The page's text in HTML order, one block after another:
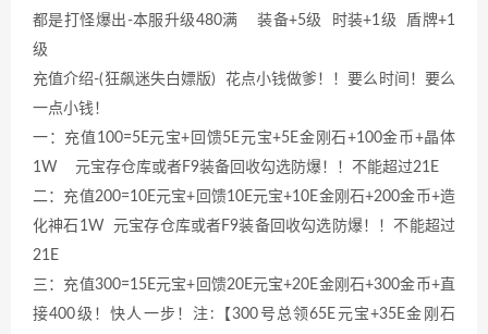
都是打怪爆出-本服升级480满 装备+5级 时装+1级 盾牌+1
级
充值介绍-(狂飙迷失白嫖版) 花点小钱做爹！！要么时间！要么
一点小钱！
一：充值100=5E元宝+回馈5E元宝+5E金刚石+100金币+晶体
1W 元宝存仓库或者F9装备回收勾选防爆！！不能超过21E
二：充值200=10E元宝+回馈10E元宝+10E金刚石+200金币+造
化神石1W 元宝存仓库或者F9装备回收勾选防爆！！不能超过
21E
三：充值300=15E元宝+回馈20E元宝+20E金刚石+300金币+直
接400级！快人一步！注:【300号总领65E元宝+35E金刚石